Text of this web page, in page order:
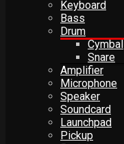
Keyboard
Bass
Drum
Cymbal
Snare
Amplifier
Microphone
Speaker
Soundcard
Launchpad
Pickup